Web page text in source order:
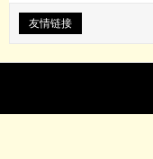
友情链接